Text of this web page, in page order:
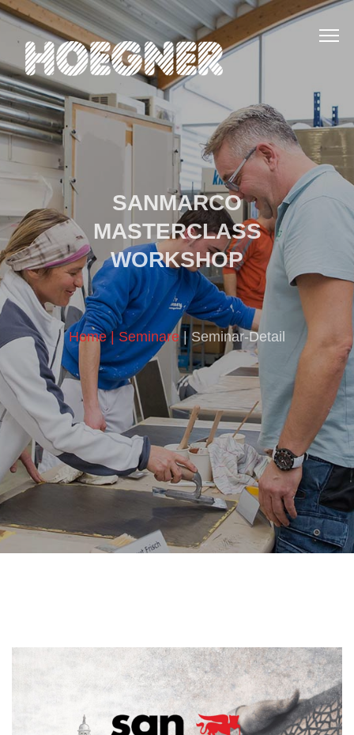
SANMARCO
MASTERCLASS
WORKSHOP
Home | Seminare| Seminar-Detail